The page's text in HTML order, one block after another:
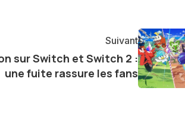
constante des frontières
un aperçu captivant de ce que
Suivant
sur Switch et Switch 2 :
une fuite rassure les fans